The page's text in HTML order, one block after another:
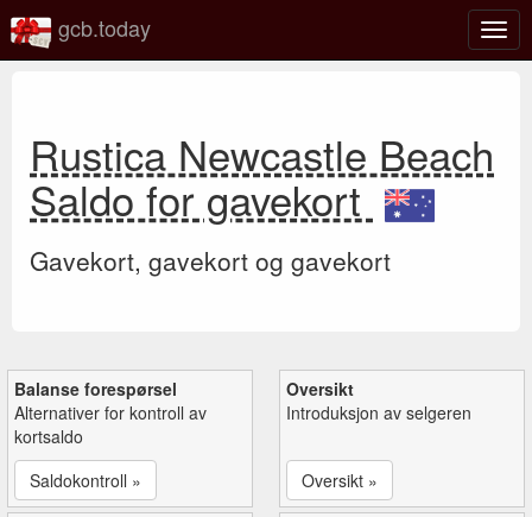
gcb.today
Rustica Newcastle Beach
Saldo for gavekort
Gavekort, gavekort og gavekort
Balanse forespørsel
Alternativer for kontroll av
kortsaldo
Saldokontroll »
Oversikt
Introduksjon av selgeren
Oversikt »